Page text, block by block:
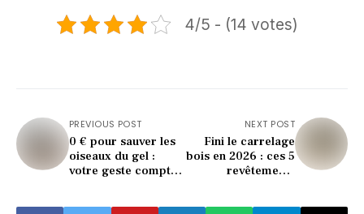
4/5 - (14 votes)
PREVIOUS POST
0 € pour sauver les
oiseaux du gel :
votre geste compte
NEXT POST
Fini le carrelage
bois en 2026 : ces 5
revêtements